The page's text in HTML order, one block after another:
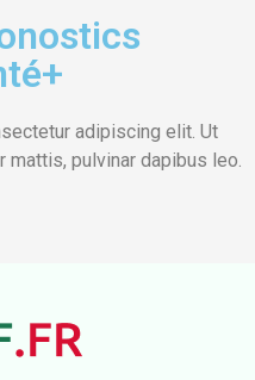
adipiscing elit. Ut
pulvinar dapibus leo.